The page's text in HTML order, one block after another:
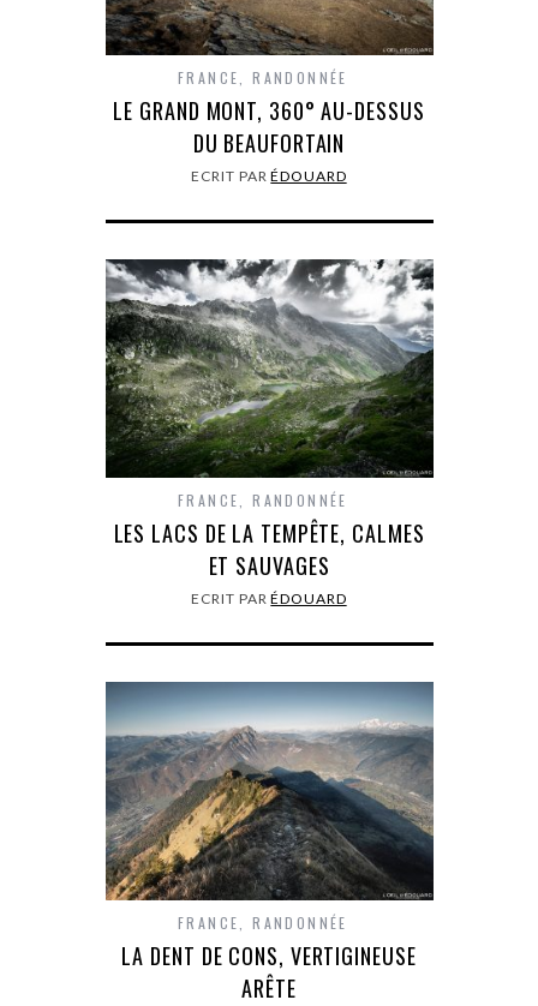
FRANCE,RANDONNÉE
LE GRAND MONT, 360° AU-DESSUS
DU BEAUFORTAIN
ECRIT PARÉDOUARD
FRANCE,RANDONNÉE
LES LACS DE LA TEMPÊTE, CALMES
ET SAUVAGES
ECRIT PARÉDOUARD
FRANCE,RANDONNÉE
LA DENT DE CONS, VERTIGINEUSE
ARÊTE